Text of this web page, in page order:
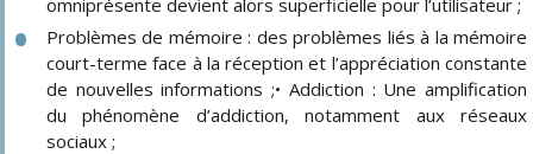
Problèmes de mémoire : des problèmes liés à la mémoire
court-terme face à la réception et l’appréciation constante
de nouvelles informations ;• Addiction : Une amplification
du phénomène d’addiction, notamment aux réseaux
sociaux ;